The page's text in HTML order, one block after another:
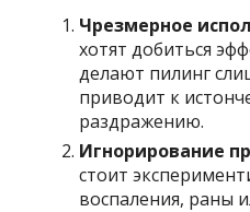
Чрезмерное
хотят добиться
делают пилинг
приводит к
раздражению.
Игнорирование
стоит
воспаления, раны